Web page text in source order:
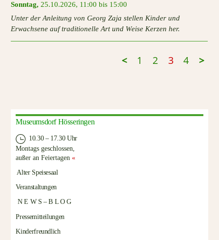
Sonntag, 25.10.2026, 11:00 bis 15:00
Unter der Anleitung von Georg Zaja stellen Kinder und
Erwachsene auf traditionelle Art und Weise Kerzen her.
< 1 2 3 4 >
Museumsdorf Hösseringen
10.30 – 17.30 Uhr
Montags geschlossen,
außer an Feiertagen«
Alter Speisesaal
Veranstaltungen
N E W S – B L O G
Pressemitteilungen
Kinderfreundlich